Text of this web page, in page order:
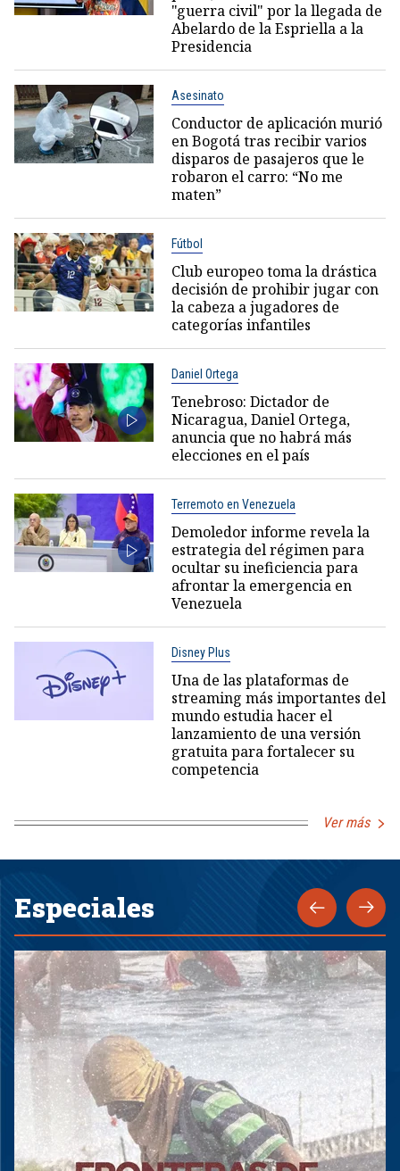
"guerra civil" por la llegada de
Abelardo de la Espriella a la
Presidencia
Asesinato
Conductor de aplicación murió
en Bogotá tras recibir varios
disparos de pasajeros que le
robaron el carro: “No me
maten”
Fútbol
Club europeo toma la drástica
decisión de prohibir jugar con
la cabeza a jugadores de
categorías infantiles
Daniel Ortega
Tenebroso: Dictador de
Nicaragua, Daniel Ortega,
anuncia que no habrá más
elecciones en el país
Terremoto en Venezuela
Demoledor informe revela la
estrategia del régimen para
ocultar su ineficiencia para
afrontar la emergencia en
Venezuela
Disney Plus
Una de las plataformas de
streaming más importantes del
mundo estudia hacer el
lanzamiento de una versión
gratuita para fortalecer su
competencia
Ver más
Especiales